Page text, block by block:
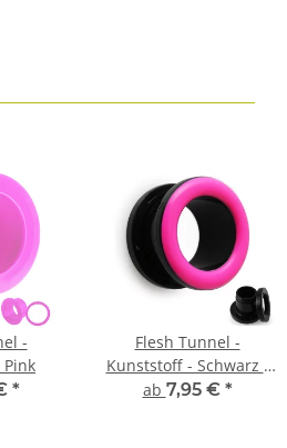
-
*
Flesh Tunnel -
Kunststoff - Schwarz -
Pink
ab 7,95 € *